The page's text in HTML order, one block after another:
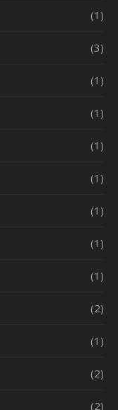
(1)
(3)
(1)
(1)
(1)
(1)
(1)
(1)
(1)
(2)
(1)
(2)
(2)